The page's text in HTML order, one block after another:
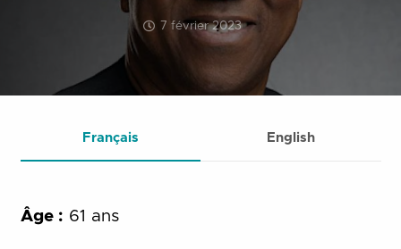
7 février 2023
Français English
Âge : 61 ans